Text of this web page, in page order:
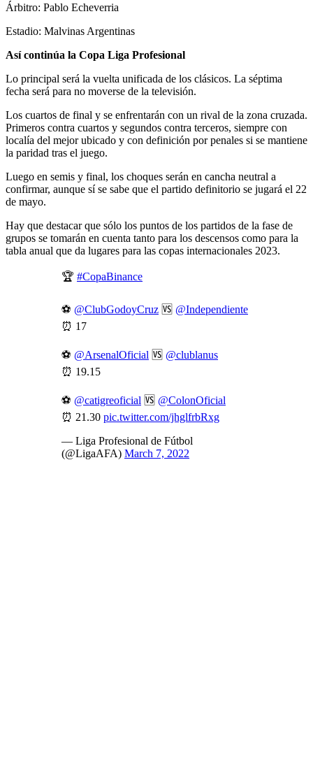
Árbitro: Pablo Echeverria
Estadio: Malvinas Argentinas
Así continúa la Copa Liga Profesional
Lo principal será la vuelta unificada de los clásicos. La séptima
fecha será para no moverse de la televisión.
Los cuartos de final y se enfrentarán con un rival de la zona cruzada.
Primeros contra cuartos y segundos contra terceros, siempre con
localía del mejor ubicado y con definición por penales si se mantiene
la paridad tras el juego.
Luego en semis y final, los choques serán en cancha neutral a
confirmar, aunque sí se sabe que el partido definitorio se jugará el 22
de mayo.
Hay que destacar que sólo los puntos de los partidos de la fase de
grupos se tomarán en cuenta tanto para los descensos como para la
tabla anual que da lugares para las copas internacionales 2023.
🏆 #CopaBinance
⚽️ @ClubGodoyCruz 🆚 @Independiente
⏰ 17
⚽️ @ArsenalOficial 🆚 @clublanus
⏰ 19.15
⚽️ @catigreoficial 🆚 @ColonOficial
⏰ 21.30 pic.twitter.com/jhglfrbRxg
— Liga Profesional de Fútbol
(@LigaAFA) March 7, 2022